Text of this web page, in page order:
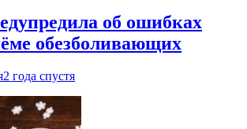
об ошибках
обезболивающих
2 года спустя